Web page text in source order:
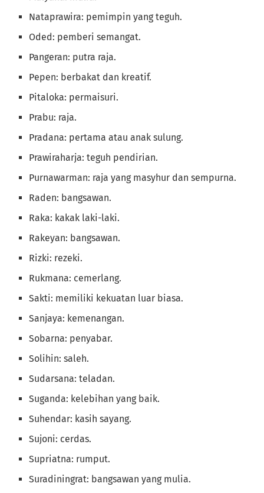
Nataprawira: pemimpin yang teguh.
Oded: pemberi semangat.
Pangeran: putra raja.
Pepen: berbakat dan kreatif.
Pitaloka: permaisuri.
Prabu: raja.
Pradana: pertama atau anak sulung.
Prawiraharja: teguh pendirian.
Purnawarman: raja yang masyhur dan sempurna.
Raden: bangsawan.
Raka: kakak laki-laki.
Rakeyan: bangsawan.
Rizki: rezeki.
Rukmana: cemerlang.
Sakti: memiliki kekuatan luar biasa.
Sanjaya: kemenangan.
Sobarna: penyabar.
Solihin: saleh.
Sudarsana: teladan.
Suganda: kelebihan yang baik.
Suhendar: kasih sayang.
Sujoni: cerdas.
Supriatna: rumput.
Suradiningrat: bangsawan yang mulia.